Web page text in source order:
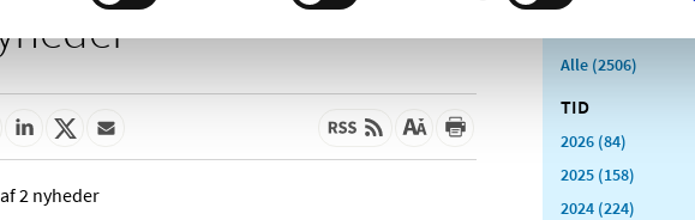
2 nyheder
Alle (2506)
TID
2026 (84)
2025 (158)
2024 (224)